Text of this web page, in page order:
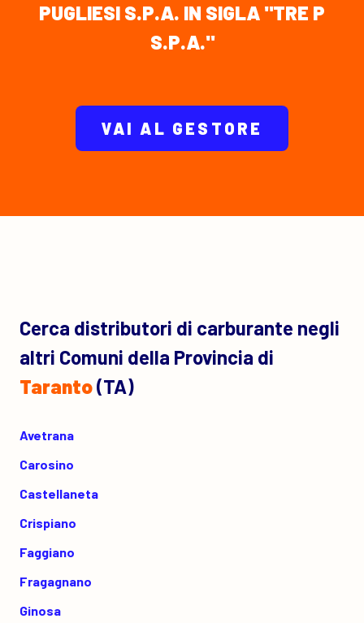
PUGLIESI S.P.A. IN SIGLA "TRE P
S.P.A."
VAI AL GESTORE
Cerca distributori di carburante negli
altri Comuni della Provincia di
Taranto(TA)
Avetrana
Carosino
Castellaneta
Crispiano
Faggiano
Fragagnano
Ginosa